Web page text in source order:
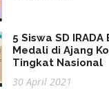
5 Siswa SD IRADA
Medali di Ajang
Tingkat Nasional
30 April 2021